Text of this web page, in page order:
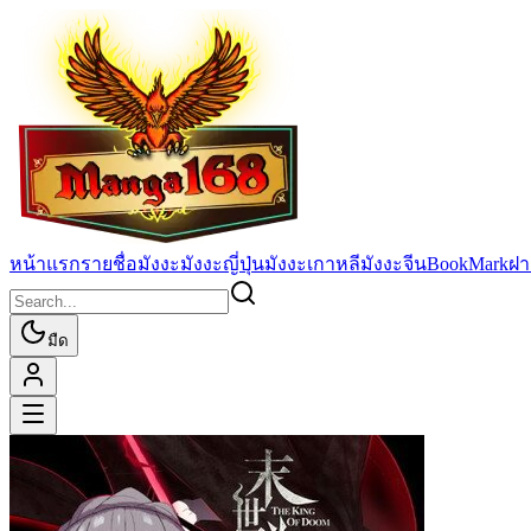
หน้าแรกรายชื่อมังงะมังงะญี่ปุ่นมังงะเกาหลีมังงะจีนBookMarkฝ
มืด